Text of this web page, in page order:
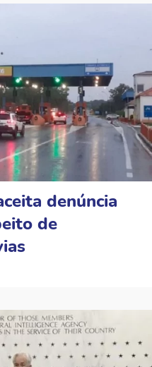
denúncia
de